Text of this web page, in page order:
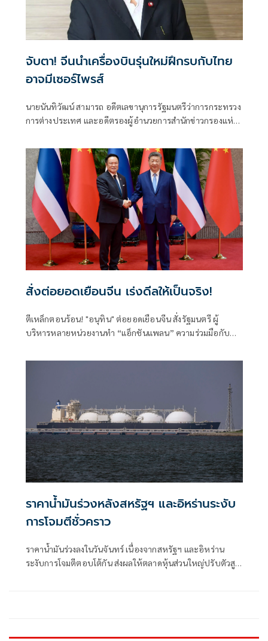
จับตา! จีนนำเครื่องบินรุ่นใหม่ฝึกรบกับไทย
อาจมีเซอร์ไพรส์
นายนันทิวัฒน์ สามารถ อดีตเลขานุการรัฐมนตรีว่าการกระทรวง
การต่างประเทศ และอดีตรองผู้อำนวยการสำนักข่าวกรองแห่ง
สั่งต่อยอดเยือนจีน เร่งดีลให้เป็นจริง!
ตีเหล็กตอนร้อน! "อนุทิน" ต่อยอดเยือนจีน สั่งรัฐมนตรี ผู้
บริหารหลายหน่วยงานทำ “แอ็กชันแพลน” ความร่วมมือกับ
การปราบปรามอาชญากรรมข้ามชาติ การท่องเที่ยว เทคโนโลยี
ระเบียบ ลุยปฏิรูปราชการ-สร้างคน ดันเศรษฐกิจกระจายตัว
ระดมพลังคนไทยยกกำลังประเทศ
ราคาน้ำมันร่วงหลังสหรัฐฯ และอิหร่านระงับ
การโจมตีชั่วคราว
ราคาน้ำมันร่วงลงในวันจันทร์ เนื่องจากสหรัฐฯ และอิหร่าน
ระงับการโจมตีตอบโต้กัน ส่งผลให้ตลาดหุ้นส่วนใหญ่ปรับตัวสูง